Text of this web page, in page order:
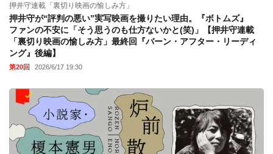
押井守連載「裏切り映画の愉しみ方」
押井守が“評判の悪い”実写映画を撮りたい理由。『ボトムズ』
ファンの不安に「そう思うのも仕方ないかと(笑)」【押井守連載
「裏切り映画の愉しみ方」最終回『バーン・アフター・リーディ
ング』後編】
第20回 2026/6/17 19:30